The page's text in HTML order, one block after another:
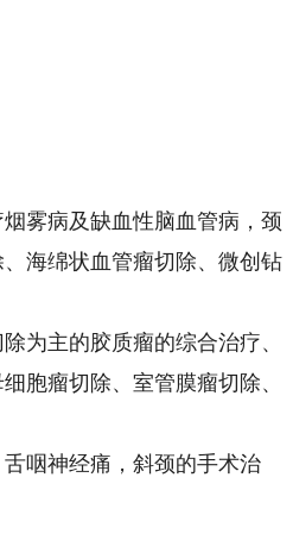
雾病及缺血性脑血管病，颈
海绵状血管瘤切除、微创钻
主的胶质瘤的综合治疗、
胞瘤切除、室管膜瘤切除、
咽神经痛，斜颈的手术治